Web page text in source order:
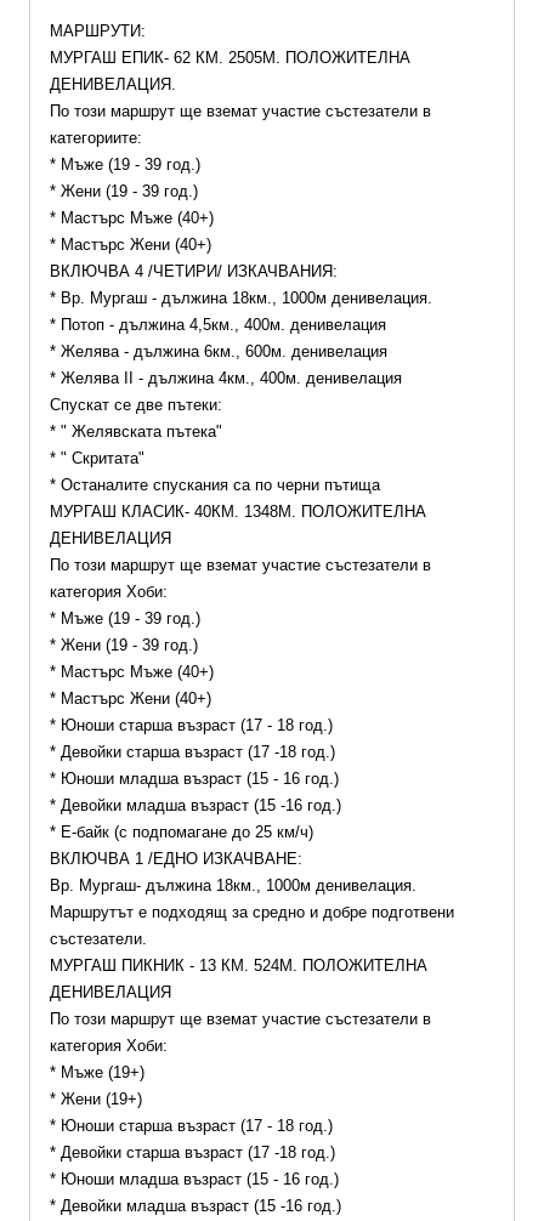
МАРШРУТИ:
МУРГАШ ЕПИК- 62 КМ. 2505М. ПОЛОЖИТЕЛНА
ДЕНИВЕЛАЦИЯ.
По този маршрут ще вземат участие състезатели в
категориите:
* Мъже (19 - 39 год.)
* Жени (19 - 39 год.)
* Мастърс Мъже (40+)
* Мастърс Жени (40+)
ВКЛЮЧВА 4 /ЧЕТИРИ/ ИЗКАЧВАНИЯ:
* Вр. Мургаш - дължина 18км., 1000м денивелация.
* Потоп - дължина 4,5км., 400м. денивелация
* Желява - дължина 6км., 600м. денивелация
* Желява II - дължина 4км., 400м. денивелация
Спускат се две пътеки:
* " Желявската пътека"
* " Скритата"
* Останалите спускания са по черни пътища
МУРГАШ КЛАСИК- 40КМ. 1348М. ПОЛОЖИТЕЛНА
ДЕНИВЕЛАЦИЯ
По този маршрут ще вземат участие състезатели в
категория Хоби:
* Мъже (19 - 39 год.)
* Жени (19 - 39 год.)
* Мастърс Мъже (40+)
* Мастърс Жени (40+)
* Юноши старша възраст (17 - 18 год.)
* Девойки старша възраст (17 -18 год.)
* Юноши младша възраст (15 - 16 год.)
* Девойки младша възраст (15 -16 год.)
* Е-байк (с подпомагане до 25 км/ч)
ВКЛЮЧВА 1 /ЕДНО ИЗКАЧВАНЕ:
Вр. Мургаш- дължина 18км., 1000м денивелация.
Маршрутът е подходящ за средно и добре подготвени
състезатели.
МУРГАШ ПИКНИК - 13 КМ. 524М. ПОЛОЖИТЕЛНА
ДЕНИВЕЛАЦИЯ
По този маршрут ще вземат участие състезатели в
категория Хоби:
* Мъже (19+)
* Жени (19+)
* Юноши старша възраст (17 - 18 год.)
* Девойки старша възраст (17 -18 год.)
* Юноши младша възраст (15 - 16 год.)
* Девойки младша възраст (15 -16 год.)